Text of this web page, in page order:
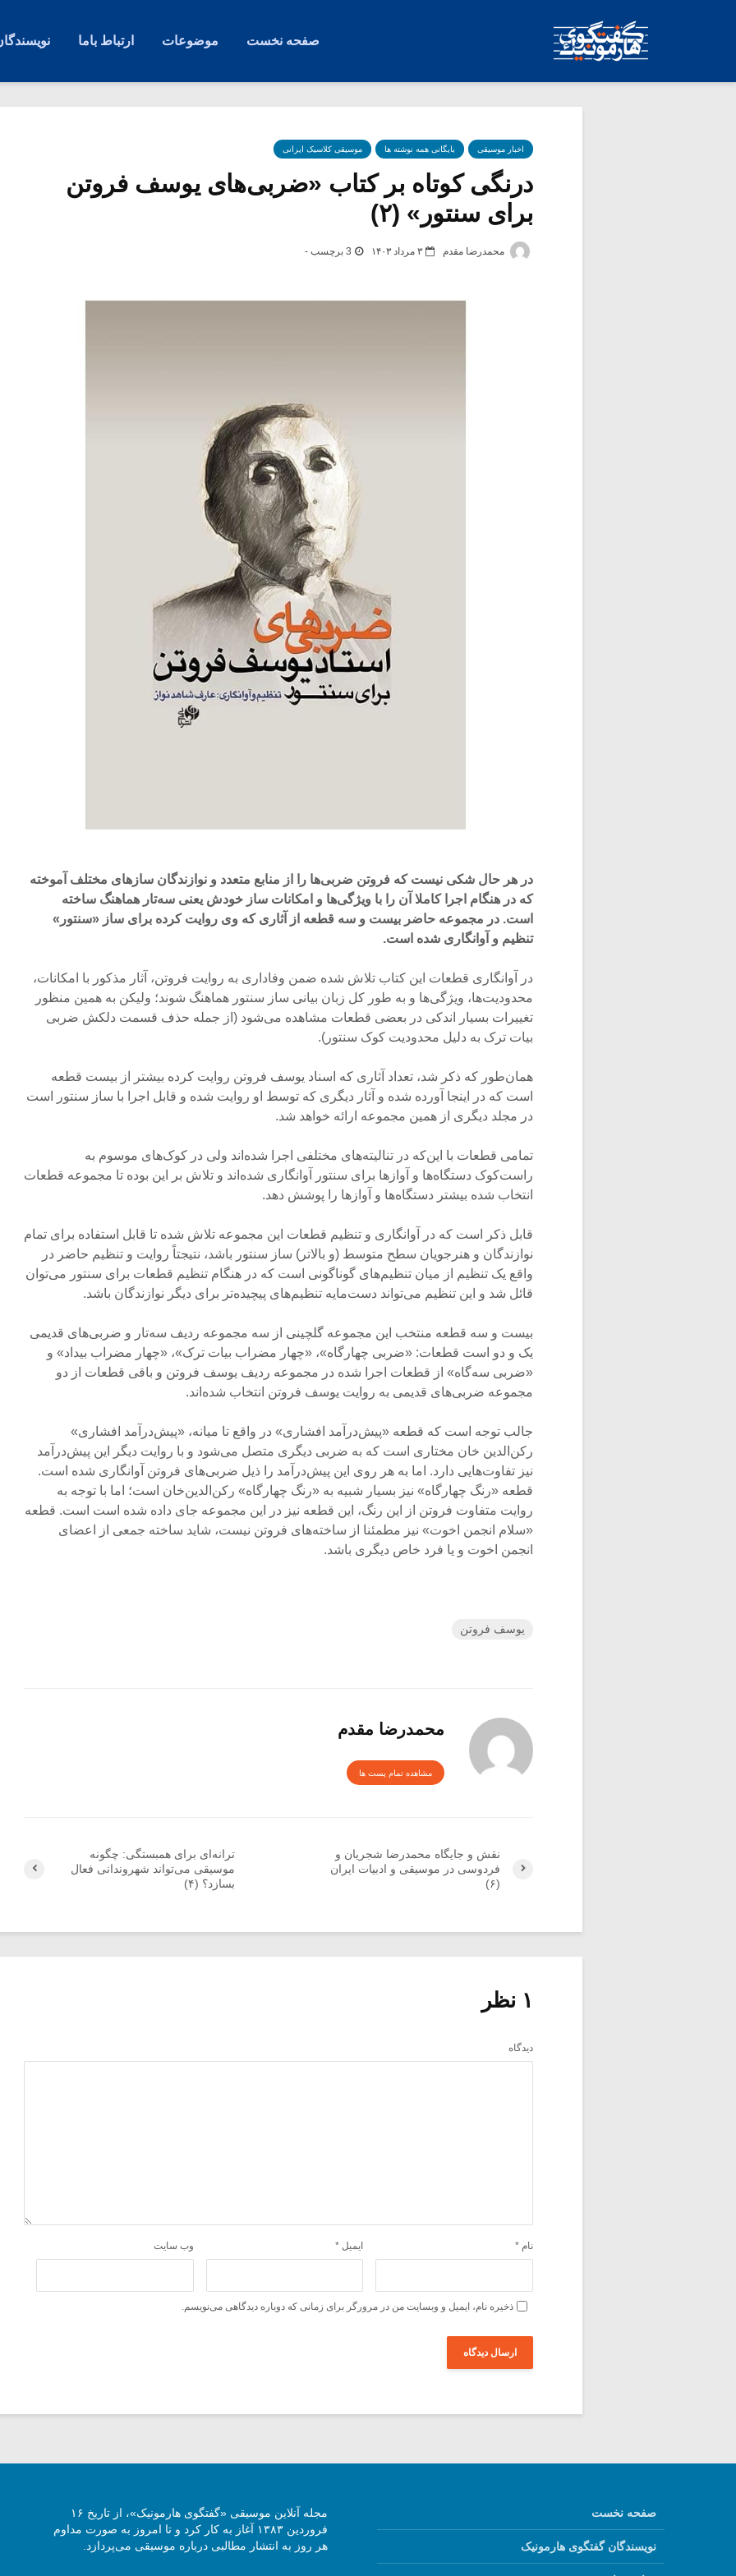
صفحه نخست موضوعات ارتباط باما
اخبار موسیقی بایگانی همه نوشته ها موسیقی کلاسیک ایرانی
درنگی کوتاه بر کتاب «ضربی‌های یوسف فروتن
برای سنتور» (۲)
محمدرضا مقدم ۳ مرداد ۱۴۰۳ 3 برچسب -
در هر حال شکی نیست که فروتن ضربی‌ها را از منابع متعدد و نوازندگان سازهای مختلف آموخته
که در هنگام اجرا کاملا آن را با ویژگی‌ها و امکانات ساز خودش یعنی سه‌تار هماهنگ ساخته
است. در مجموعه حاضر بیست و سه قطعه از آثاری که وی روایت کرده برای ساز «سنتور»
تنظیم و آوانگاری شده است.
در آوانگاری قطعات این کتاب تلاش شده ضمن وفاداری به روایت فروتن، آثار مذکور با امکانات،
محدودیت‌ها، ویژگی‌ها و به طور کل زبان بیانی ساز سنتور هماهنگ شوند؛ ولیکن به همین منظور
تغییرات بسیار اندکی در بعضی قطعات مشاهده می‌شود (از جمله حذف قسمت دلکش ضربی
بیات ترک به دلیل محدودیت کوک سنتور).
همان‌طور که ذکر شد، تعداد آثاری که اسناد یوسف فروتن روایت کرده بیشتر از بیست قطعه
است که در اینجا آورده شده و آثار دیگری که توسط او روایت شده و قابل اجرا با ساز سنتور است
در مجلد دیگری از همین مجموعه ارائه خواهد شد.
تمامی قطعات با این‌که در تنالیته‌های مختلفی اجرا شده‌اند ولی در کوک‌های موسوم به
راست‌کوک دستگاه‌ها و آوازها برای سنتور آوانگاری شده‌اند و تلاش بر این بوده تا مجموعه قطعات
انتخاب شده بیشتر دستگاه‌ها و آوازها را پوشش دهد.
قابل ذکر است که در آوانگاری و تنظیم قطعات این مجموعه تلاش شده تا قابل استفاده برای تمام
نوازندگان و هنرجویان سطح متوسط (و بالاتر) ساز سنتور باشد، نتیجتاً روایت و تنظیم حاضر در
واقع یک تنظیم از میان تنظیم‌های گوناگونی است که در هنگام تنظیم قطعات برای سنتور می‌توان
قائل شد و این تنظیم می‌تواند دست‌مایه تنظیم‌های پیچیده‌تر برای دیگر نوازندگان باشد.
بیست و سه قطعه منتخب این مجموعه گلچینی از سه مجموعه ردیف سه‌تار و ضربی‌های قدیمی
یک و دو است قطعات: «ضربی چهارگاه»، «چهار مضراب بیات ترک»، «چهار مضراب بیداد» و
«ضربی سه‌گاه» از قطعات اجرا شده در مجموعه ردیف یوسف فروتن و باقی قطعات از دو
مجموعه ضربی‌های قدیمی به روایت یوسف فروتن انتخاب شده‌اند.
جالب توجه است که قطعه «پیش‌درآمد افشاری» در واقع تا میانه، «پیش‌درآمد افشاری»
رکن‌الدین خان مختاری است که به ضربی دیگری متصل می‌شود و با روایت دیگر این پیش‌درآمد
نیز تفاوت‌هایی دارد. اما به هر روی این پیش‌درآمد را ذیل ضربی‌های فروتن آوانگاری شده است.
قطعه «رنگ چهارگاه» نیز بسیار شبیه به «رنگ چهارگاه» رکن‌الدین‌خان است؛ اما با توجه به
روایت متفاوت فروتن از این رنگ، این قطعه نیز در این مجموعه جای داده شده است است. قطعه
«سلام انجمن اخوت» نیز مطمئنا از ساخته‌های فروتن نیست، شاید ساخته جمعی از اعضای
انجمن اخوت و یا فرد خاص دیگری باشد.
یوسف فروتن
محمدرضا مقدم
مشاهده تمام پست ها
ترانه‌ای برای همبستگی: چگونه
موسیقی می‌تواند شهروندانی فعال
بسازد؟ (۴)
نقش و جایگاه محمدرضا شجریان و
فردوسی در موسیقی و ادبیات ایران
(۶)
۱ نظر
دیدگاه
نام * ایمیل * وب‌ سایت
ذخیره نام، ایمیل و وبسایت من در مرورگر برای زمانی که دوباره دیدگاهی می‌نویسم.
صفحه نخست
نویسندگان گفتگوی هارمونیک
مجله آنلاین موسیقی «گفتگوی هارمونیک»، از تاریخ ۱۶
فروردین ۱۳۸۳ آغاز به کار کرد و تا امروز به صورت مداوم
هر روز به انتشار مطالبی درباره موسیقی می‌پردازد.